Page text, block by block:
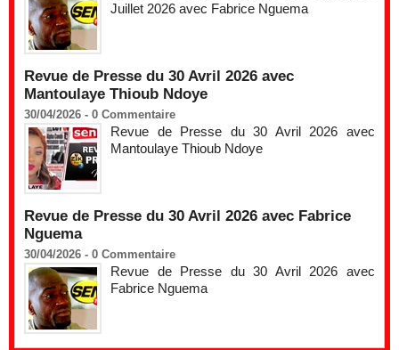
Juillet 2026 avec Fabrice Nguema
Revue de Presse du 30 Avril 2026 avec
Mantoulaye Thioub Ndoye
30/04/2026 - 0 Commentaire
Revue de Presse du 30 Avril 2026 avec
Mantoulaye Thioub Ndoye
Revue de Presse du 30 Avril 2026 avec Fabrice
Nguema
30/04/2026 - 0 Commentaire
Revue de Presse du 30 Avril 2026 avec
Fabrice Nguema